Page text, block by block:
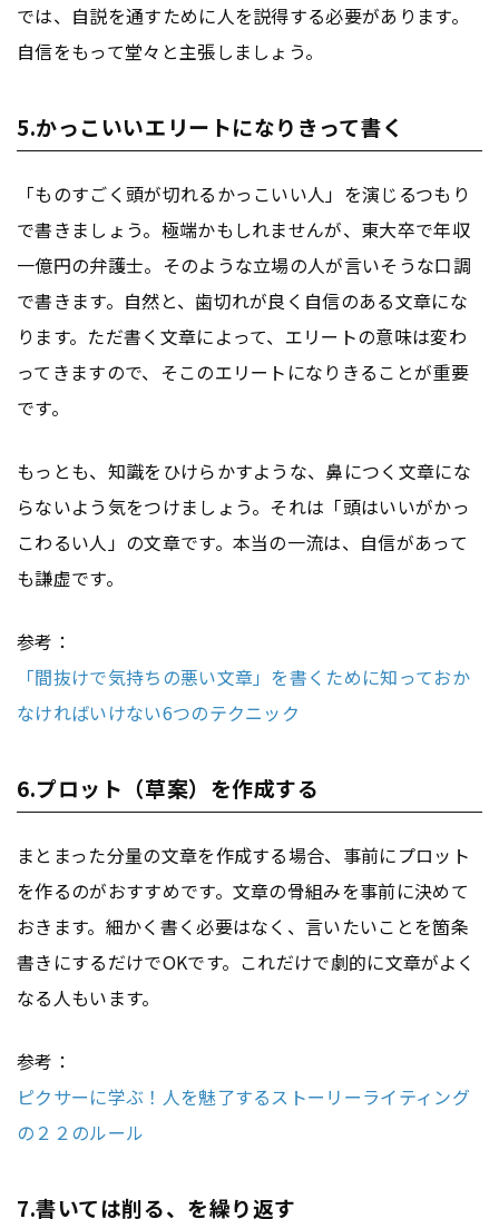
では、自説を通すために人を説得する必要があります。
自信をもって堂々と主張しましょう。
5.かっこいいエリートになりきって書く
「ものすごく頭が切れるかっこいい人」を演じるつもり
で書きましょう。極端かもしれませんが、東大卒で年収
一億円の弁護士。そのような立場の人が言いそうな口調
で書きます。自然と、歯切れが良く自信のある文章にな
ります。ただ書く文章によって、エリートの意味は変わ
ってきますので、そこのエリートになりきることが重要
です。
もっとも、知識をひけらかすような、鼻につく文章にな
らないよう気をつけましょう。それは「頭はいいがかっ
こわるい人」の文章です。本当の一流は、自信があって
も謙虚です。
参考：
「間抜けで気持ちの悪い文章」を書くために知っておか
なければいけない6つのテクニック
6.プロット（草案）を作成する
まとまった分量の文章を作成する場合、事前にプロット
を作るのがおすすめです。文章の骨組みを事前に決めて
おきます。細かく書く必要はなく、言いたいことを箇条
書きにするだけでOKです。これだけで劇的に文章がよく
なる人もいます。
参考：
ピクサーに学ぶ！人を魅了するストーリーライティング
の２２のルール
7.書いては削る、を繰り返す